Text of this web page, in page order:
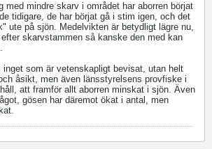
med mindre skarv i området har aborren börjat
tidigare, de har börjat gå i stim igen, och det
ute på sjön. Medelvikten är betydligt lägre nu,
skarvstammen så kanske den med kan
inget som är vetenskapligt bevisat, utan helt
åsikt, men även länsstyrelsens provfiske i
att framför allt aborren minskat i sjön. Även
gösen har däremot ökat i antal, men